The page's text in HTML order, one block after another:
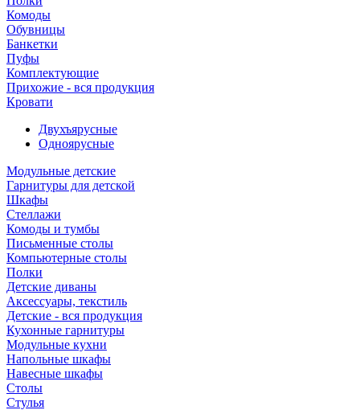
Комоды
Обувницы
Банкетки
Пуфы
Комплектующие
Прихожие - вся продукция
Кровати
Двухъярусные
Одноярусные
Модульные детские
Гарнитуры для детской
Шкафы
Стеллажи
Комоды и тумбы
Письменные столы
Компьютерные столы
Полки
Детские диваны
Аксессуары, текстиль
Детские - вся продукция
Кухонные гарнитуры
Модульные кухни
Напольные шкафы
Навесные шкафы
Столы
Стулья